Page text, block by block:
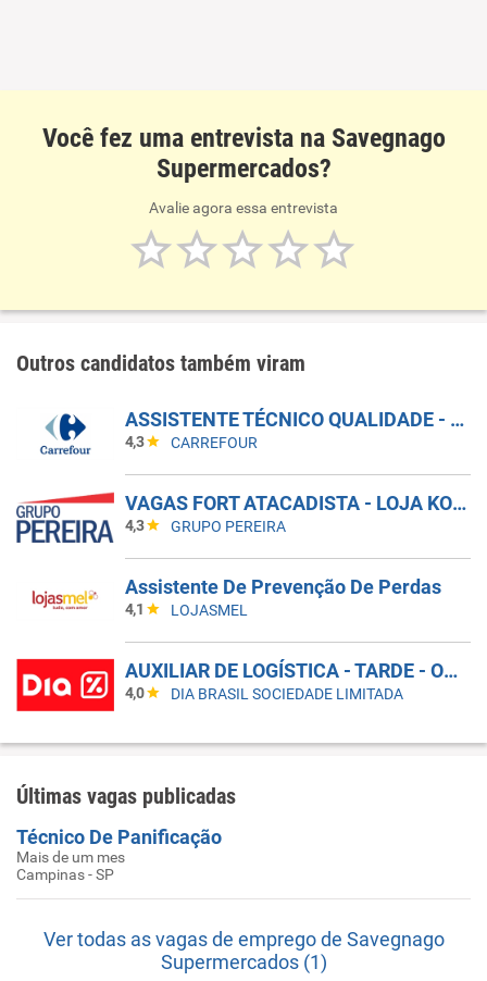
Você fez uma entrevista na Savegnago
Supermercados?
Avalie agora essa entrevista
Outros candidatos também viram
ASSISTENTE TÉCNICO QUALIDADE - SEGURANÇA ALIMENTAR - CD ITAPEVI
4,3 CARREFOUR
VAGAS FORT ATACADISTA - LOJA KOBRASOL
4,3 GRUPO PEREIRA
Assistente De Prevenção De Perdas
4,1 LOJASMEL
AUXILIAR DE LOGÍSTICA - TARDE - OSASCO
4,0 DIA BRASIL SOCIEDADE LIMITADA
Últimas vagas publicadas
Técnico De Panificação
Mais de um mes
Campinas - SP
Ver todas as vagas de emprego de Savegnago
Supermercados (1)